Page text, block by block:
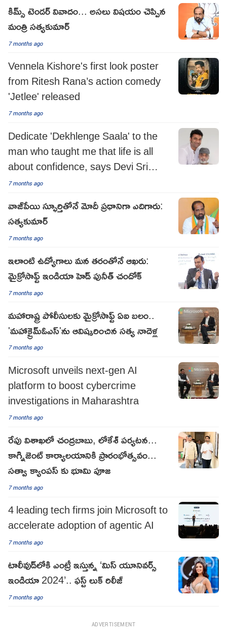
కిమ్స్ టెండర్ వివాదం... అసలు విషయం చెప్పిన
మంత్రి సత్యకుమార్
7 months ago
Vennela Kishore's first look poster
from Ritesh Rana’s action comedy
'Jetlee' released
7 months ago
Dedicate 'Dekhlenge Saala' to the
man who taught me that life is all
about confidence, says Devi Sri
Prasad
7 months ago
వాజ్‌పేయి స్ఫూర్తితోనే మోదీ ప్రధానిగా ఎదిగారు:
సత్యకుమార్
7 months ago
ఇలాంటి ఉద్యోగాలు మన తరంతోనే ఆఖరు:
మైక్రోసాఫ్ట్ ఇండియా హెడ్ పునీత్ చందోక్
7 months ago
మహారాష్ట్ర పోలీసులకు మైక్రోసాఫ్ట్ ఏఐ బలం..
'మహాక్రైమ్‌ఓఎస్'ను ఆవిష్కరించిన సత్య నాదెళ్ల
7 months ago
Microsoft unveils next-gen AI
platform to boost cybercrime
investigations in Maharashtra
7 months ago
రేపు విశాఖలో చంద్రబాబు, లోకేశ్ పర్యటన...
కాగ్నిజెంట్ కార్యాలయానికి ప్రారంభోత్సవం...
సత్వా క్యాంపస్‌ కు భూమి పూజ
7 months ago
4 leading tech firms join Microsoft to
accelerate adoption of agentic AI
7 months ago
టాలీవుడ్‌లోకి ఎంట్రీ ఇస్తున్న ‘మిస్‌ యూనివర్స్‌
ఇండియా 2024’.. ఫస్ట్‌ లుక్‌ రిలీజ్‌
7 months ago
ADVERTISEMENT